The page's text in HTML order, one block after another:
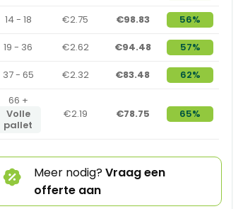
14 - 18 €2.75 €98.83 56%
19 - 36 €2.62 €94.48 57%
37 - 65 €2.32 €83.48
62%
66 +
Volle
pallet
€2.19 €78.75 65%
Meer nodig?Vraag een
offerte aan